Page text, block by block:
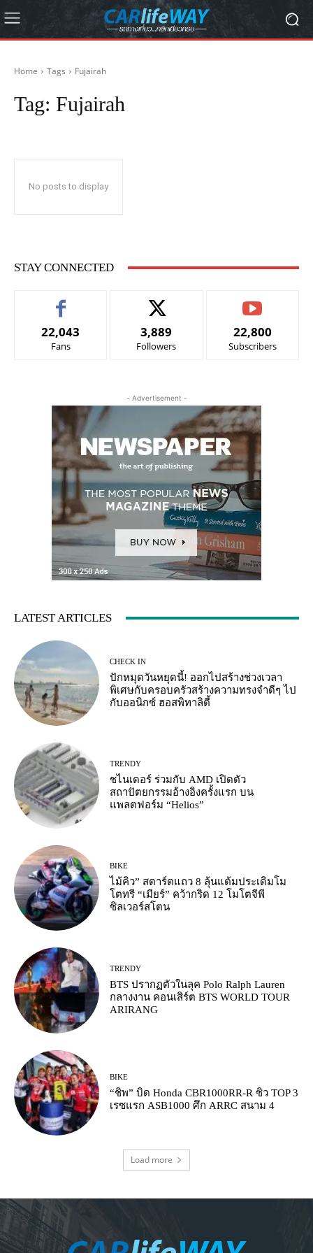
Home Tags Fujairah
Tag: Fujairah
No posts to display
STAY CONNECTED
22,043
Fans
3,889
Followers
22,800
Subscribers
- Advertisement -
LATEST ARTICLES
CHECK IN
ปักหมุดวันหยุดนี้! ออกไปสร้างช่วงเวลา
พิเศษกับครอบครัวสร้างความทรงจำดีๆ ไป
กับออนิกซ์ ฮอสพิทาลิตี้
TRENDY
ชไนเดอร์ ร่วมกับ AMD เปิดตัว
สถาปัตยกรรมอ้างอิงครั้งแรก บน
แพลตฟอร์ม “Helios”
BIKE
ไม้คิว” สตาร์ตแถว 8 ลุ้นแต้มประเดิมโม
โตทรี “เมียร์” คว้ากริด 12 โมโตจีพี
ซิลเวอร์สโตน
TRENDY
BTS ปรากฏตัวในลุค Polo Ralph Lauren
กลางงาน คอนเสิร์ต BTS WORLD TOUR
ARIRANG
BIKE
“ชิพ” บิด Honda CBR1000RR-R ซิว TOP 3
เรซแรก ASB1000 ศึก ARRC สนาม 4
Load more